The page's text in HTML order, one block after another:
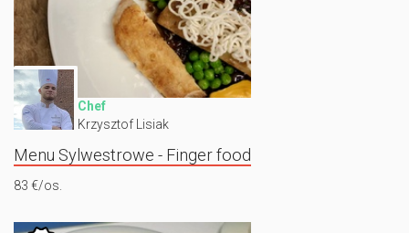
Chef
Krzysztof Lisiak
Menu Sylwestrowe - Finger food
83 €/os.